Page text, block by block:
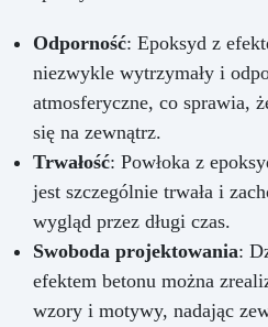
Odporność: Epoksyd z
niezwykle wytrzymały i
atmosferyczne, co sprawia,
się na zewnątrz.
Trwałość: Powłoka z
jest szczególnie trwała i
wygląd przez długi czas.
Swoboda projektowania:
efektem betonu można
wzory i motywy, nadając